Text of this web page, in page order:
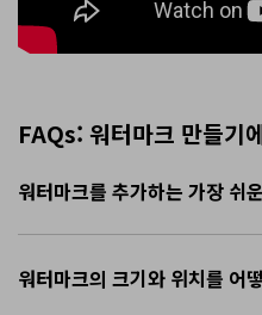
FAQs: 워터마크 만들기
워터마크를 추가하는 가장 쉬
워터마크의 크기와 위치를 어